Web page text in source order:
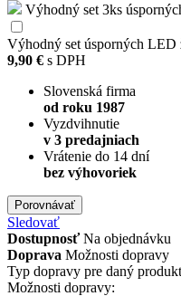
Výhodný set 3ks
Výhodný set úsporných LED
9,90 € s DPH
Slovenská firma
od roku 1987
Vyzdvihnutie
v 3 predajniach
Vrátenie do 14 dní
bez výhovoriek
Porovnávať
Sledovať
Dostupnosť Na objednávku
Doprava Možnosti dopravy
Typ dopravy pre daný
Možnosti dopravy: